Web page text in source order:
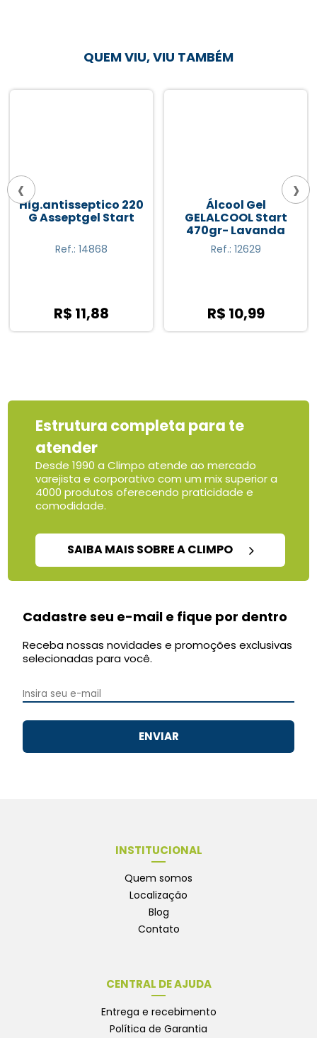
QUEM VIU, VIU TAMBÉM
Hig.antisseptico 220
G Asseptgel Start
Ref.: 14868
R$ 11,88
Álcool Gel
GELALCOOL Start
470gr- Lavanda
Ref.: 12629
R$ 10,99
‹ ›
Estrutura completa para te
atender
Desde 1990 a Climpo atende ao mercado
varejista e corporativo com um mix superior a
4000 produtos oferecendo praticidade e
comodidade.
SAIBA MAIS SOBRE A CLIMPO
Cadastre seu e-mail e fique por dentro
Receba nossas novidades e promoções exclusivas
selecionadas para você.
ENVIAR
INSTITUCIONAL
Quem somos
Localização
Blog
Contato
CENTRAL DE AJUDA
Entrega e recebimento
Política de Garantia